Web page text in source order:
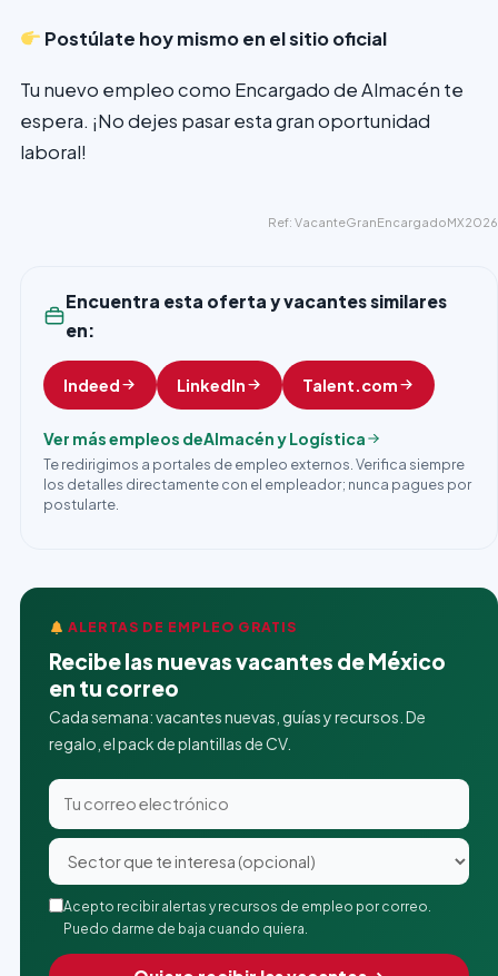
Postúlate hoy mismo en el sitio oficial
Tu nuevo empleo como Encargado de Almacén te
espera. ¡No dejes pasar esta gran oportunidad
laboral!
Ref: VacanteGranEncargadoMX2026
Encuentra esta oferta y vacantes similares
en:
Indeed LinkedIn Talent.com
Ver más empleos deAlmacén y Logística
Te redirigimos a portales de empleo externos. Verifica siempre
los detalles directamente con el empleador; nunca pagues por
postularte.
ALERTAS DE EMPLEO GRATIS
Recibe las nuevas vacantes de México
en tu correo
Cada semana: vacantes nuevas, guías y recursos. De
regalo, el pack de plantillas de CV.
Acepto recibir alertas y recursos de empleo por correo.
Puedo darme de baja cuando quiera.